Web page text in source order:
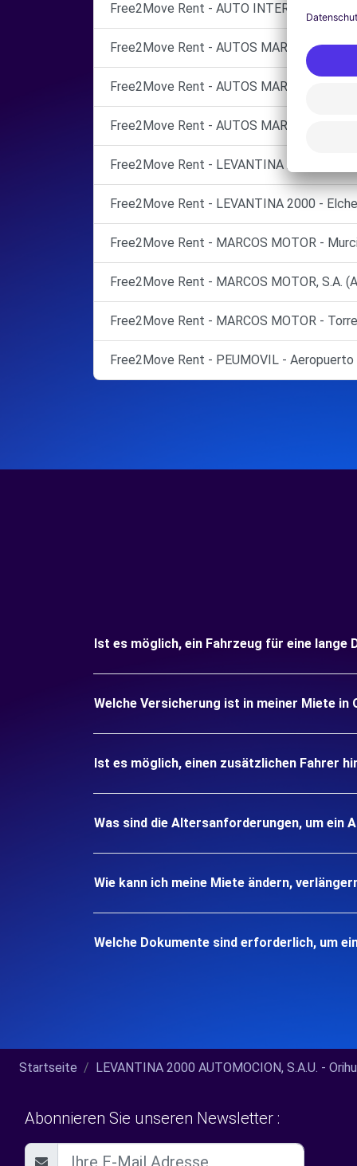
Free2Move Rent - AUTO INTER S.A -
Free2Move Rent - AUTOS MARCOS
Free2Move Rent - AUTOS MARCOS -
Free2Move Rent - AUTOS MARCOS, S.A. -
Free2Move Rent - LEVANTINA 2000
Free2Move Rent - LEVANTINA 2000 -
Free2Move Rent - MARCOS MOTOR -
Free2Move Rent - MARCOS MOTOR, S.A.
Free2Move Rent - MARCOS MOTOR -
Free2Move Rent - PEUMOVIL -
Ist es möglich, ein Fahrzeug für eine lange
Welche Versicherung ist in meiner Miete in
Ist es möglich, einen zusätzlichen Fahrer
Was sind die Altersanforderungen, um ein
Wie kann ich meine Miete ändern,
Welche Dokumente sind erforderlich, um
Startseite LEVANTINA 2000 AUTOMOCION, S.A.U. -
Abonnieren Sie unseren Newsletter :